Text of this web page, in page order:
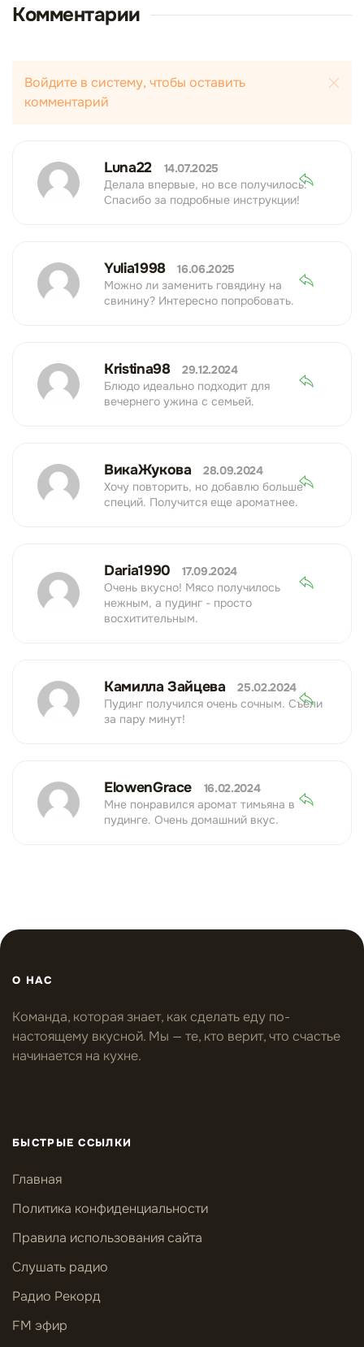
Комментарии
Войдите в систему, чтобы оставить
комментарий
Luna22
14.07.2025
Делала впервые, но все получилось.
Спасибо за подробные инструкции!
Yulia1998
16.06.2025
Можно ли заменить говядину на
свинину? Интересно попробовать.
Kristina98
29.12.2024
Блюдо идеально подходит для
вечернего ужина с семьей.
ВикаЖукова
28.09.2024
Хочу повторить, но добавлю больше
специй. Получится еще ароматнее.
Daria1990
17.09.2024
Очень вкусно! Мясо получилось
нежным, а пудинг - просто
восхитительным.
Камилла Зайцева
25.02.2024
Пудинг получился очень сочным. Съели
за пару минут!
ElowenGrace
16.02.2024
Мне понравился аромат тимьяна в
пудинге. Очень домашний вкус.
О НАС
Команда, которая знает, как сделать еду по-
настоящему вкусной. Мы — те, кто верит, что счастье
начинается на кухне.
БЫСТРЫЕ ССЫЛКИ
Главная
Политика конфиденциальности
Правила использования сайта
Слушать радио
Радио Рекорд
FM эфир